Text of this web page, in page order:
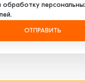
обработку
ОТПРАВИТЬ